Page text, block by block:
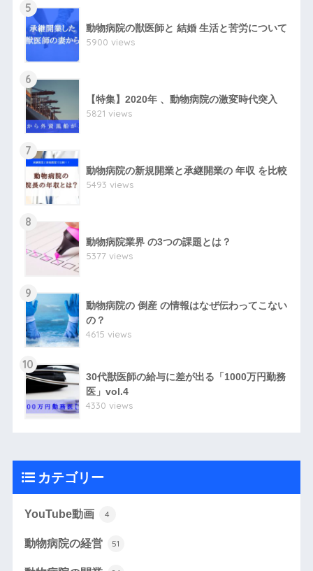
5
動物病院の獣医師と 結婚 生活と苦労について
5900 views
6
【特集】2020年 、動物病院の激変時代突入
5821 views
7
動物病院の新規開業と承継開業の 年収 を比較
5493 views
8
動物病院業界 の3つの課題とは？
5377 views
9
動物病院の 倒産 の情報はなぜ伝わってこない
の？
4615 views
10
30代獣医師の給与に差が出る「1000万円勤務
医」vol.4
4330 views
カテゴリー
YouTube動画 4
動物病院の経営 51